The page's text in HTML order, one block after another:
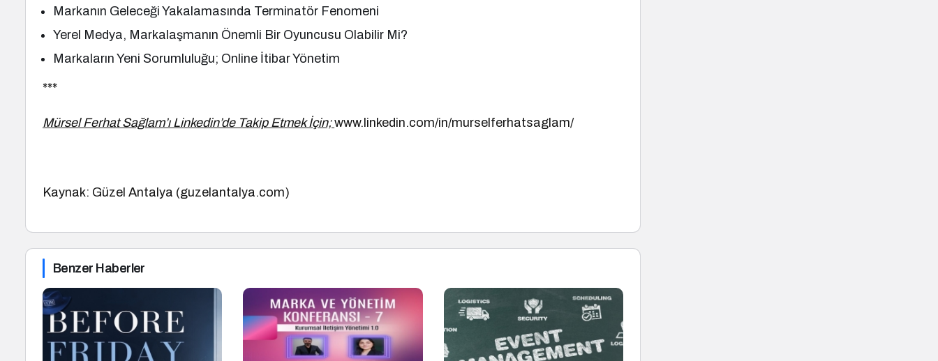
Markanın Geleceği Yakalamasında Terminatör Fenomeni
Yerel Medya, Markalaşmanın Önemli Bir Oyuncusu Olabilir Mi?
Markaların Yeni Sorumluluğu; Online İtibar Yönetim
***
Mürsel Ferhat Sağlam’ı Linkedin’de Takip Etmek İçin;www.linkedin.com/in/murselferhatsaglam/
Kaynak: Güzel Antalya (guzelantalya.com)
Benzer Haberler